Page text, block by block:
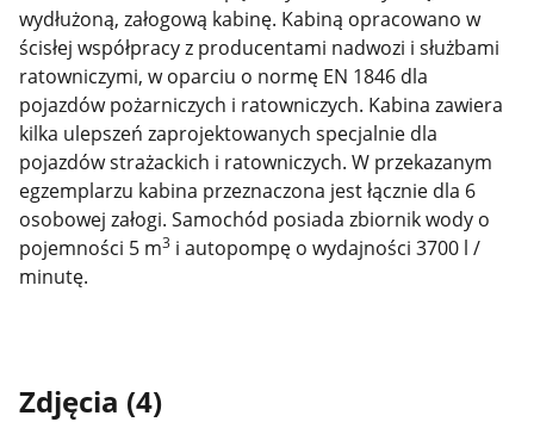
wydłużoną, załogową kabinę. Kabiną opracowano w
ścisłej współpracy z producentami nadwozi i służbami
ratowniczymi, w oparciu o normę EN 1846 dla
pojazdów pożarniczych i ratowniczych. Kabina zawiera
kilka ulepszeń zaprojektowanych specjalnie dla
pojazdów strażackich i ratowniczych. W przekazanym
egzemplarzu kabina przeznaczona jest łącznie dla 6
osobowej załogi. Samochód posiada zbiornik wody o
pojemności 5 m3 i autopompę o wydajności 3700 l /
minutę.
Zdjęcia (4)